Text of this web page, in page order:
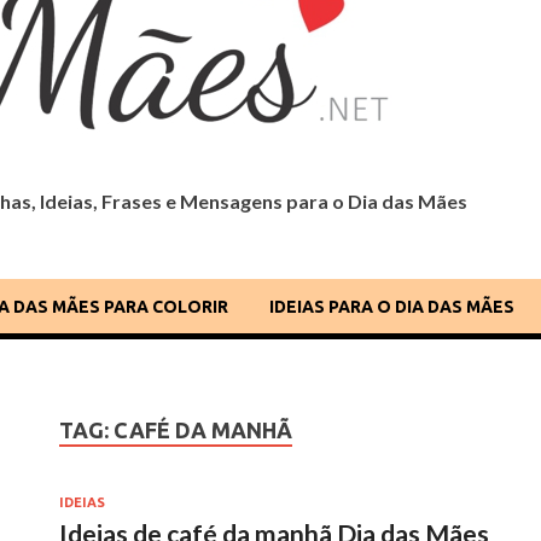
Ideias, Frases e Mensagens para o Dia das Mães
DAS MÃES PARA COLORIR IDEIAS PARA O DIA DAS MÃES
TAG: CAFÉ DA MANHÃ
IDEIAS
Ideias de café da manhã Dia das Mães